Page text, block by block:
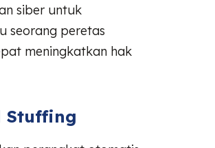
siber untuk
seorang peretas
meningkatkan hak
Stuffing